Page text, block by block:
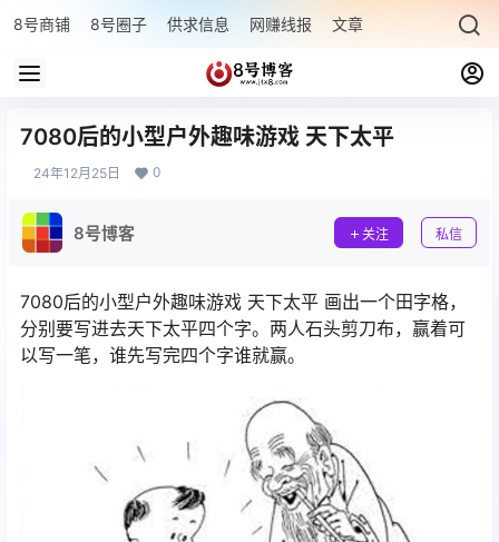
8号商铺 8号圈子 供求信息 网赚线报 文章专题 最新文章
7080后的小型户外趣味游戏 天下太平
24年12月25日 0
8号博客 关注 私信
7080后的小型户外趣味游戏 天下太平 画出一个田字格，
分别要写进去天下太平四个字。两人石头剪刀布，赢着可
以写一笔，谁先写完四个字谁就赢。